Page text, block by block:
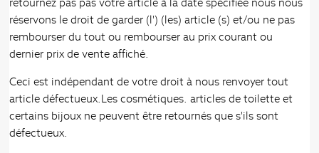
retournez pas pas votre article à la date spécifiée nous nous
réservons le droit de garder (l') (les) article (s) et/ou ne pas
rembourser du tout ou rembourser au prix courant ou
dernier prix de vente affiché.
Ceci est indépendant de votre droit à nous renvoyer tout
article défectueux.Les cosmétiques. articles de toilette et
certains bijoux ne peuvent être retournés que s'ils sont
défectueux.